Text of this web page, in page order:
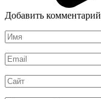
Добавить комментарий
Имя
*
Email
*
Сайт